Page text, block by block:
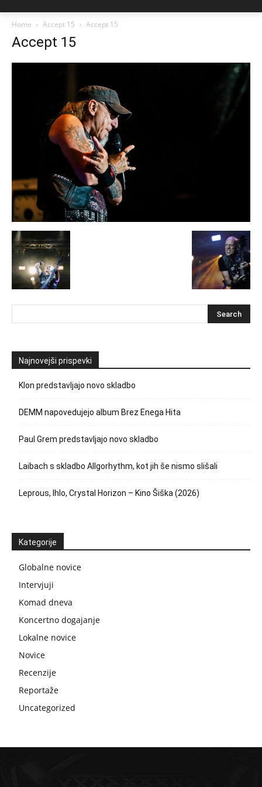
Home Accept 15 Accept 15
Accept 15
Najnovejši prispevki
Klon predstavljajo novo skladbo
DEMM napovedujejo album Brez Enega Hita
Paul Grem predstavljajo novo skladbo
Laibach s skladbo Allgorhythm, kot jih še nismo slišali
Leprous, Ihlo, Crystal Horizon – Kino Šiška (2026)
Kategorije
Globalne novice
Intervjuji
Komad dneva
Koncertno dogajanje
Lokalne novice
Novice
Recenzije
Reportaže
Uncategorized